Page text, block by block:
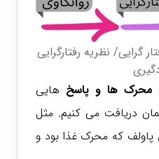
گرایی/ نظریه رفتارگرایی
محرک ها و پاسخ هایی
دریافت می کنیم. مثل
که محرک غذا بود و